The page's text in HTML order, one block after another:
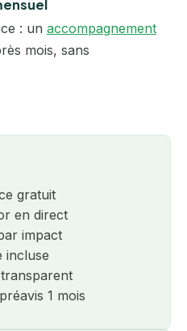
: un accompagnement
mois, sans
gratuit
en direct
impact
incluse
1 mois